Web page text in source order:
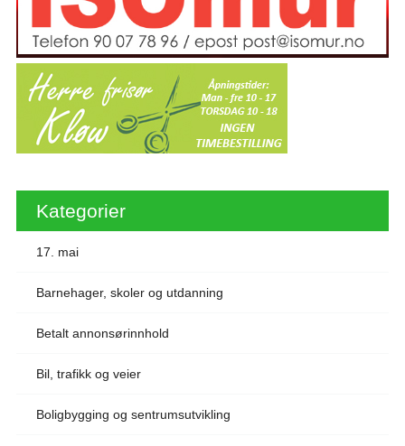
Kategorier
17. mai
Barnehager, skoler og utdanning
Betalt annonsørinnhold
Bil, trafikk og veier
Boligbygging og sentrumsutvikling